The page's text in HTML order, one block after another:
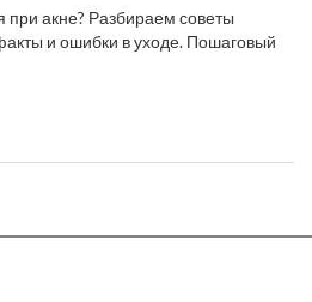
при акне? Разбираем советы
и ошибки в уходе. Пошаговый